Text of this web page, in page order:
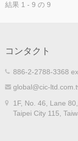
結果 1 - 9 の 9
コンタクト
886-2-2788-3368
global@cic-
1F, No. 46, Lane
Taipei City 115,